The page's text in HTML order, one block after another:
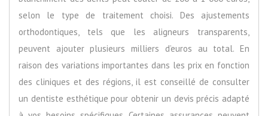
selon le type de traitement choisi. Des ajustements
orthodontiques, tels que les aligneurs transparents,
peuvent ajouter plusieurs milliers d’euros au total. En
raison des variations importantes dans les prix en fonction
des cliniques et des régions, il est conseillé de consulter
un dentiste esthétique pour obtenir un devis précis adapté